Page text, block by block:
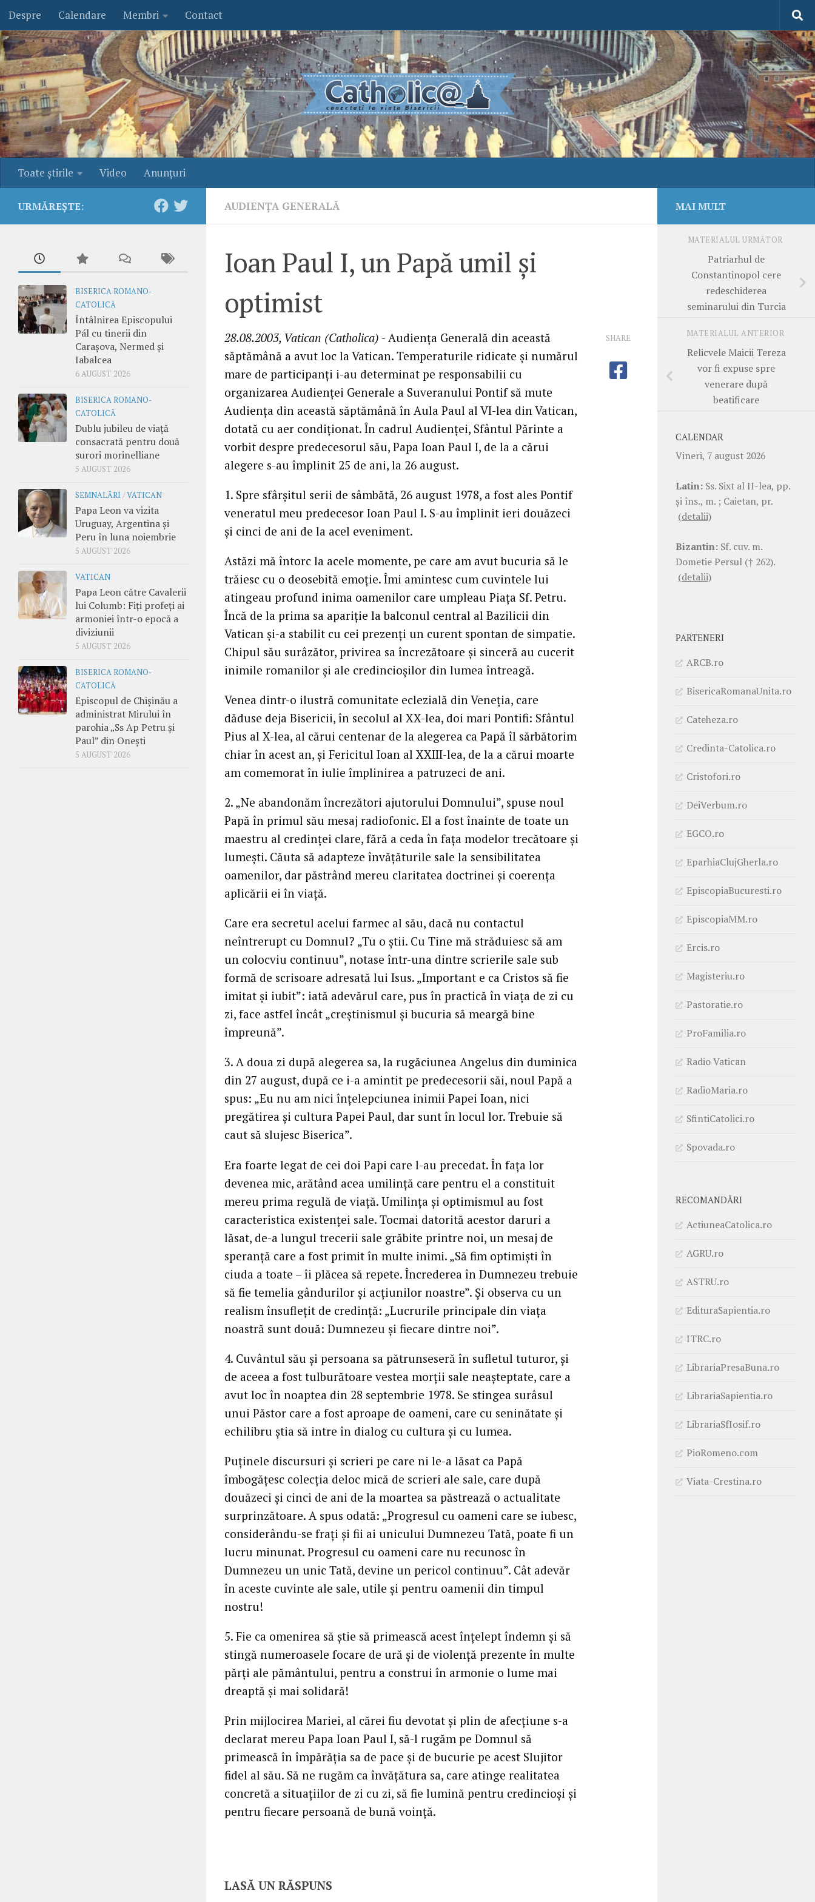
Skip to content
Despre Calendare Membri Contact
Toate ştirile Video Anunţuri
AUDIENŢA GENERALĂ
Ioan Paul I, un Papă umil şi
optimist
28.08.2003, Vatican (Catholica) - Audienţa Generală din această
săptămână a avut loc la Vatican. Temperaturile ridicate şi numărul
mare de participanţi i-au determinat pe responsabilii cu
organizarea Audienţei Generale a Suveranului Pontif să mute
Audienţa din această săptămână în Aula Paul al VI-lea din Vatican,
dotată cu aer condiţionat. În cadrul Audienţei, Sfântul Părinte a
vorbit despre predecesorul său, Papa Ioan Paul I, de la a cărui
alegere s-au împlinit 25 de ani, la 26 august.
1. Spre sfârşitul serii de sâmbătă, 26 august 1978, a fost ales Pontif
veneratul meu predecesor Ioan Paul I. S-au împlinit ieri douăzeci
şi cinci de ani de la acel eveniment.
Astăzi mă întorc la acele momente, pe care am avut bucuria să le
trăiesc cu o deosebită emoţie. Îmi amintesc cum cuvintele lui
atingeau profund inima oamenilor care umpleau Piaţa Sf. Petru.
Încă de la prima sa apariţie la balconul central al Bazilicii din
Vatican şi-a stabilit cu cei prezenţi un curent spontan de simpatie.
Chipul său surâzător, privirea sa încrezătoare şi sinceră au cucerit
inimile romanilor şi ale credincioşilor din lumea întreagă.
Venea dintr-o ilustră comunitate eclezială din Veneţia, care
dăduse deja Bisericii, în secolul al XX-lea, doi mari Pontifi: Sfântul
Pius al X-lea, al cărui centenar de la alegerea ca Papă îl sărbătorim
chiar în acest an, şi Fericitul Ioan al XXIII-lea, de la a cărui moarte
am comemorat în iulie împlinirea a patruzeci de ani.
2. „Ne abandonăm încrezători ajutorului Domnului”, spuse noul
Papă în primul său mesaj radiofonic. El a fost înainte de toate un
maestru al credinţei clare, fără a ceda în faţa modelor trecătoare şi
lumeşti. Căuta să adapteze învăţăturile sale la sensibilitatea
oamenilor, dar păstrând mereu claritatea doctrinei şi coerenţa
aplicării ei în viaţă.
Care era secretul acelui farmec al său, dacă nu contactul
neîntrerupt cu Domnul? „Tu o ştii. Cu Tine mă străduiesc să am
un colocviu continuu”, notase într-una dintre scrierile sale sub
formă de scrisoare adresată lui Isus. „Important e ca Cristos să fie
imitat şi iubit”: iată adevărul care, pus în practică în viaţa de zi cu
zi, face astfel încât „creştinismul şi bucuria să meargă bine
împreună”.
3. A doua zi după alegerea sa, la rugăciunea Angelus din duminica
din 27 august, după ce i-a amintit pe predecesorii săi, noul Papă a
spus: „Eu nu am nici înţelepciunea inimii Papei Ioan, nici
pregătirea şi cultura Papei Paul, dar sunt în locul lor. Trebuie să
caut să slujesc Biserica”.
Era foarte legat de cei doi Papi care l-au precedat. În faţa lor
devenea mic, arătând acea umilinţă care pentru el a constituit
mereu prima regulă de viaţă. Umilinţa şi optimismul au fost
caracteristica existenţei sale. Tocmai datorită acestor daruri a
lăsat, de-a lungul trecerii sale grăbite printre noi, un mesaj de
speranţă care a fost primit în multe inimi. „Să fim optimişti în
ciuda a toate – îi plăcea să repete. Încrederea în Dumnezeu trebuie
să fie temelia gândurilor şi acţiunilor noastre”. Şi observa cu un
realism însufleţit de credinţă: „Lucrurile principale din viaţa
noastră sunt două: Dumnezeu şi fiecare dintre noi”.
4. Cuvântul său şi persoana sa pătrunseseră în sufletul tuturor, şi
de aceea a fost tulburătoare vestea morţii sale neaşteptate, care a
avut loc în noaptea din 28 septembrie 1978. Se stingea surâsul
unui Păstor care a fost aproape de oameni, care cu seninătate şi
echilibru ştia să intre în dialog cu cultura şi cu lumea.
Puţinele discursuri şi scrieri pe care ni le-a lăsat ca Papă
îmbogăţesc colecţia deloc mică de scrieri ale sale, care după
douăzeci şi cinci de ani de la moartea sa păstrează o actualitate
surprinzătoare. A spus odată: „Progresul cu oameni care se iubesc,
considerându-se fraţi şi fii ai unicului Dumnezeu Tată, poate fi un
lucru minunat. Progresul cu oameni care nu recunosc în
Dumnezeu un unic Tată, devine un pericol continuu”. Cât adevăr
în aceste cuvinte ale sale, utile şi pentru oamenii din timpul
nostru!
5. Fie ca omenirea să ştie să primească acest înţelept îndemn şi să
stingă numeroasele focare de ură şi de violenţă prezente în multe
părţi ale pământului, pentru a construi în armonie o lume mai
dreaptă şi mai solidară!
Prin mijlocirea Mariei, al cărei fiu devotat şi plin de afecţiune s-a
declarat mereu Papa Ioan Paul I, să-l rugăm pe Domnul să
primească în împărăţia sa de pace şi de bucurie pe acest Slujitor
fidel al său. Să ne rugăm ca învăţătura sa, care atinge realitatea
concretă a situaţiilor de zi cu zi, să fie lumină pentru credincioşi şi
pentru fiecare persoană de bună voinţă.
SHARE
LASĂ UN RĂSPUNS
URMĂREȘTE:
BISERICA ROMANO-
CATOLICĂ
Întâlnirea Episcopului
Pál cu tinerii din
Carașova, Nermed și
Iabalcea
6 AUGUST 2026
BISERICA ROMANO-
CATOLICĂ
Dublu jubileu de viață
consacrată pentru două
surori morinelliane
5 AUGUST 2026
SEMNALĂRI /VATICAN
Papa Leon va vizita
Uruguay, Argentina și
Peru în luna noiembrie
5 AUGUST 2026
VATICAN
Papa Leon către Cavalerii
lui Columb: Fiți profeți ai
armoniei într-o epocă a
diviziunii
5 AUGUST 2026
BISERICA ROMANO-
CATOLICĂ
Episcopul de Chișinău a
administrat Mirului în
parohia „Ss Ap Petru și
Paul” din Onești
5 AUGUST 2026
MAI MULT
MATERIALUL URMĂTOR
Patriarhul de
Constantinopol cere
redeschiderea
seminarului din Turcia
MATERIALUL ANTERIOR
Relicvele Maicii Tereza
vor fi expuse spre
venerare după
beatificare
CALENDAR
Vineri, 7 august 2026
Latin: Ss. Sixt al II-lea, pp.
şi îns., m. ; Caietan, pr.
(detalii)
Bizantin: Sf. cuv. m.
Dometie Persul († 262).
(detalii)
PARTENERI
ARCB.ro
BisericaRomanaUnita.ro
Cateheza.ro
Credinta-Catolica.ro
Cristofori.ro
DeiVerbum.ro
EGCO.ro
EparhiaClujGherla.ro
EpiscopiaBucuresti.ro
EpiscopiaMM.ro
Ercis.ro
Magisteriu.ro
Pastoratie.ro
ProFamilia.ro
Radio Vatican
RadioMaria.ro
SfintiCatolici.ro
Spovada.ro
RECOMANDĂRI
ActiuneaCatolica.ro
AGRU.ro
ASTRU.ro
EdituraSapientia.ro
ITRC.ro
LibrariaPresaBuna.ro
LibrariaSapientia.ro
LibrariaSfIosif.ro
PioRomeno.com
Viata-Crestina.ro